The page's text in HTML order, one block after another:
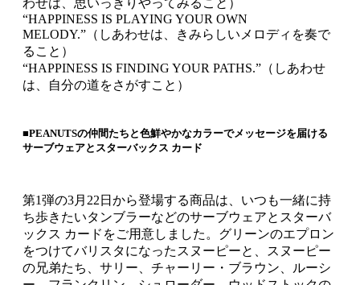
わせは、思いっきりやってみること）
“HAPPINESS IS PLAYING YOUR OWN
MELODY.”（しあわせは、きみらしいメロディを奏で
ること）
“HAPPINESS IS FINDING YOUR PATHS.”（しあわせ
は、自分の道をさがすこと）
■PEANUTSの仲間たちと色鮮やかなカラーでメッセージを届ける
サーブウェアとスターバックス カード
第1弾の3月22日から登場する商品は、いつも一緒に持
ち歩きたいタンブラーなどのサーブウェアとスターバ
ックス カードをご用意しました。グリーンのエプロン
をつけてバリスタになったスヌーピーと、スヌーピー
の兄弟たち、サリー、チャーリー・ブラウン、ルーシ